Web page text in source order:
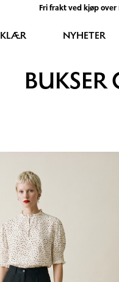
Fri frakt ved kjøp over
KLÆR NYHETER
BUKSER